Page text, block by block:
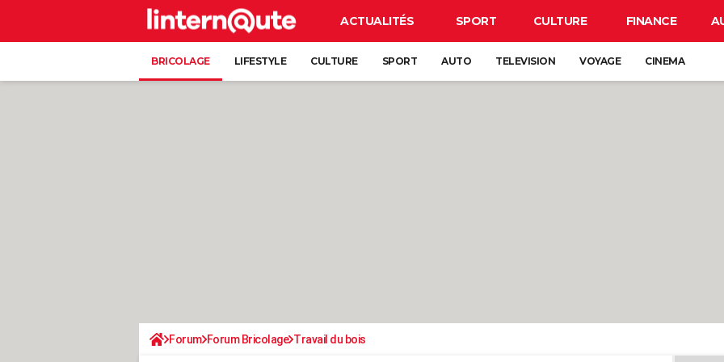
ACTUALITÉS SPORT CULTURE FINANCE
BRICOLAGE LIFESTYLE CULTURE SPORT AUTO TELEVISION VOYAGE CINEMA
Forum Forum Bricolage Travail du bois